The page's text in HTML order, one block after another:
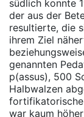
südlich konnte
der aus der
resultierte, die
ihrem Ziel
genannten
p(assus), 500
Halbwalzen
fortifikatorische
war kaum